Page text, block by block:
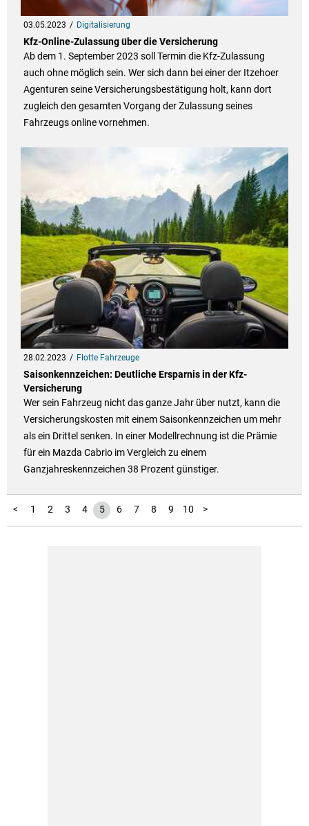
03.05.2023 Digitalisierung
Kfz-Online-Zulassung über die Versicherung
Ab dem 1. September 2023 soll Termin die Kfz-Zulassung
auch ohne möglich sein. Wer sich dann bei einer der Itzehoer
Agenturen seine Versicherungsbestätigung holt, kann dort
zugleich den gesamten Vorgang der Zulassung seines
Fahrzeugs online vornehmen.
28.02.2023 Flotte Fahrzeuge
Saisonkennzeichen: Deutliche Ersparnis in der Kfz-
Versicherung
Wer sein Fahrzeug nicht das ganze Jahr über nutzt, kann die
Versicherungskosten mit einem Saisonkennzeichen um mehr
als ein Drittel senken. In einer Modellrechnung ist die Prämie
für ein Mazda Cabrio im Vergleich zu einem
Ganzjahreskennzeichen 38 Prozent günstiger.
< 1 2 3 4 5 6 7 8 9 10 >